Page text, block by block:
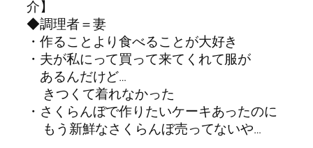
介】
◆調理者＝妻
・作ることより食べることが大好き
・夫が私にって買って来てくれて服が
あるんだけど…
きつくて着れなかった
・さくらんぼで作りたいケーキあったのに
もう新鮮なさくらんぼ売ってないや…